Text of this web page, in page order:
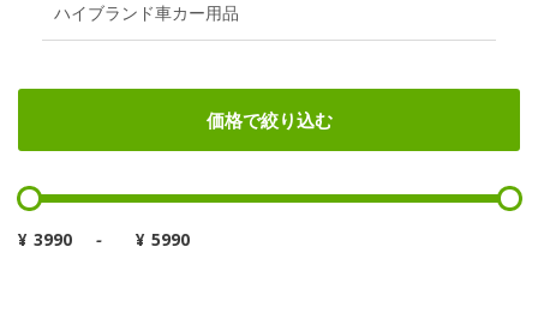
価格で絞り込む
¥ - ¥
ハイブランド車カー用品